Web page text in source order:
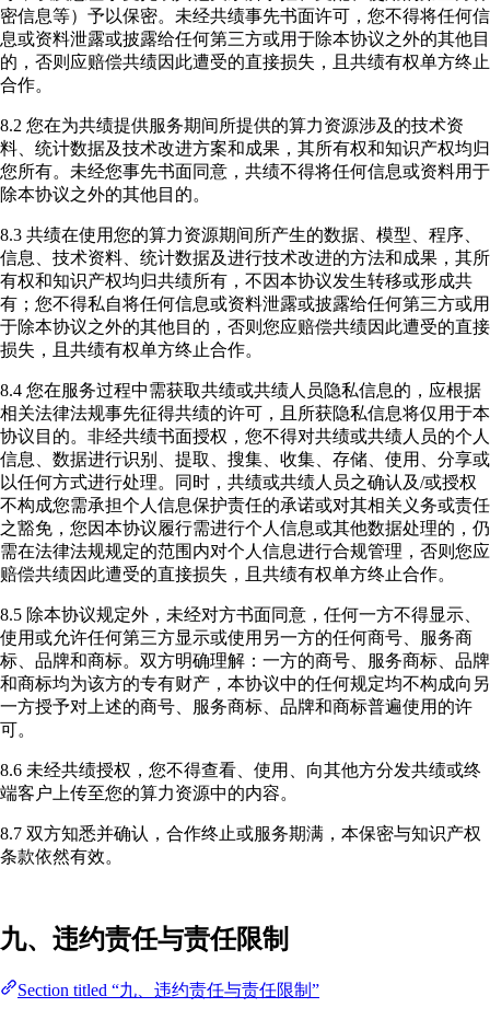
密信息等）予以保密。未经共绩事先书面许可，您不得将任何信
息或资料泄露或披露给任何第三方或用于除本协议之外的其他目
的，否则应赔偿共绩因此遭受的直接损失，且共绩有权单方终止
合作。
8.2 您在为共绩提供服务期间所提供的算力资源涉及的技术资
料、统计数据及技术改进方案和成果，其所有权和知识产权均归
您所有。未经您事先书面同意，共绩不得将任何信息或资料用于
除本协议之外的其他目的。
8.3 共绩在使用您的算力资源期间所产生的数据、模型、程序、
信息、技术资料、统计数据及进行技术改进的方法和成果，其所
有权和知识产权均归共绩所有，不因本协议发生转移或形成共
有；您不得私自将任何信息或资料泄露或披露给任何第三方或用
于除本协议之外的其他目的，否则您应赔偿共绩因此遭受的直接
损失，且共绩有权单方终止合作。
8.4 您在服务过程中需获取共绩或共绩人员隐私信息的，应根据
相关法律法规事先征得共绩的许可，且所获隐私信息将仅用于本
协议目的。非经共绩书面授权，您不得对共绩或共绩人员的个人
信息、数据进行识别、提取、搜集、收集、存储、使用、分享或
以任何方式进行处理。同时，共绩或共绩人员之确认及/或授权
不构成您需承担个人信息保护责任的承诺或对其相关义务或责任
之豁免，您因本协议履行需进行个人信息或其他数据处理的，仍
需在法律法规规定的范围内对个人信息进行合规管理，否则您应
赔偿共绩因此遭受的直接损失，且共绩有权单方终止合作。
8.5 除本协议规定外，未经对方书面同意，任何一方不得显示、
使用或允许任何第三方显示或使用另一方的任何商号、服务商
标、品牌和商标。双方明确理解：一方的商号、服务商标、品牌
和商标均为该方的专有财产，本协议中的任何规定均不构成向另
一方授予对上述的商号、服务商标、品牌和商标普遍使用的许
可。
8.6 未经共绩授权，您不得查看、使用、向其他方分发共绩或终
端客户上传至您的算力资源中的内容。
8.7 双方知悉并确认，合作终止或服务期满，本保密与知识产权
条款依然有效。
九、违约责任与责任限制
Section titled “九、违约责任与责任限制”